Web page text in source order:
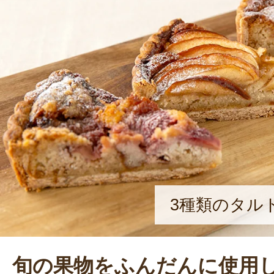
がありました。休みの日には、鮮魚
て行ってもらいましたね。その記憶
て、新潟に移住したんです」と、佐
どもたちに旬の食材を味わう体験を
う想いから、地元の農産物を使って
食べる調理実習型こども食堂「こど
という取り組みも行う。
3種類のタル
旬の果物をふんだんに使用